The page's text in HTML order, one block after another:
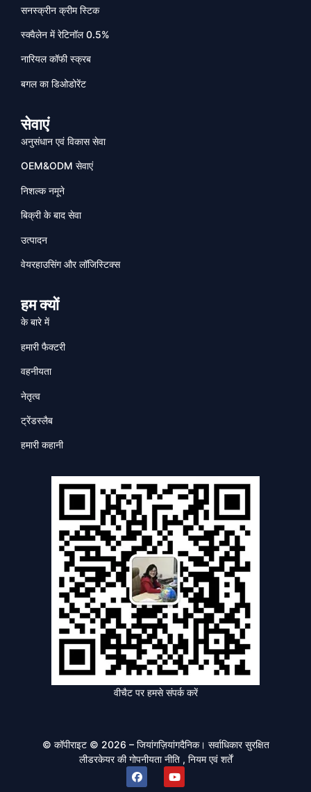
सनस्क्रीन क्रीम स्टिक
स्क्वैलेन में रेटिनॉल 0.5%
नारियल कॉफी स्क्रब
बगल का डिओडोरेंट
सेवाएं
अनुसंधान एवं विकास सेवा
OEM&ODM सेवाएं
निशल्क नमूने
बिक्री के बाद सेवा
उत्पादन
वेयरहाउसिंग और लॉजिस्टिक्स
हम क्यों
के बारे में
हमारी फैक्टरी
वहनीयता
नेतृत्व
ट्रेंडस्लैब
हमारी कहानी
वीचैट पर हमसे संपर्क करें
© कॉपीराइट © 2026 – जियांगज़ियांगदैनिक। सर्वाधिकार सुरक्षित
लीडरकेयर की गोपनीयता नीति , नियम एवं शर्तें